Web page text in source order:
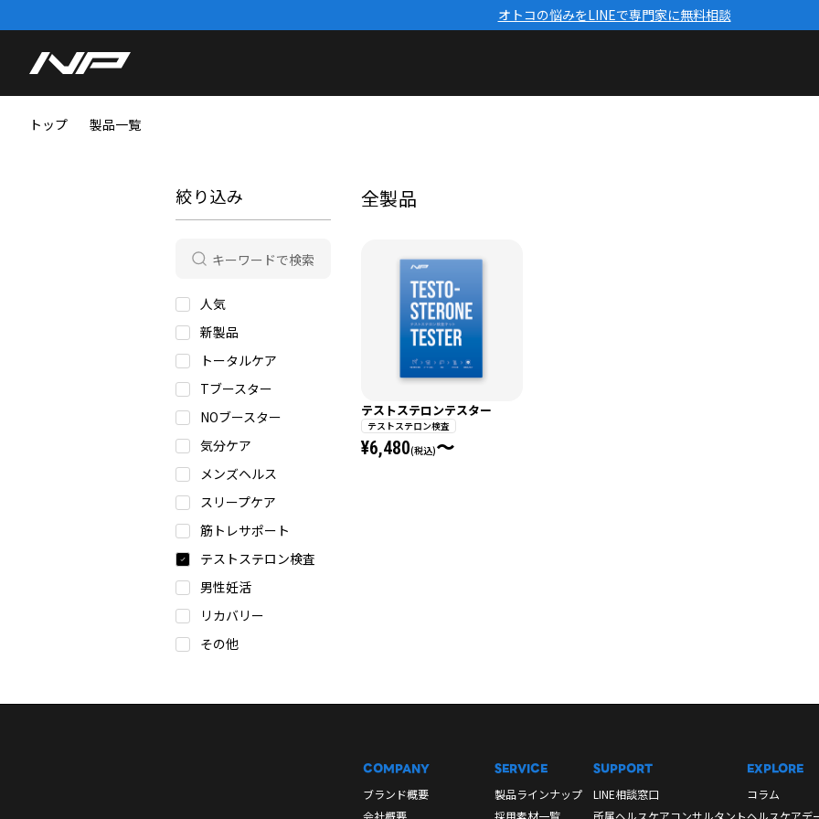
オトコの悩みをLINEで専門家に無料相談
トップ 製品一覧
絞り込み
人気
新製品
トータルケア
Tブースター
NOブースター
気分ケア
メンズヘルス
スリープケア
筋トレサポート
テストステロン検査
男性妊活
リカバリー
その他
全製品
テストステロンテスター
テストステロン検査
¥6,480(税込)〜
COMPANY
ブランド概要
会社概要
SERVICE
製品ラインナップ
採用素材一覧
SUPPORT
LINE相談窓口
所属ヘルスケアコンサルタント
EXPLORE
コラム
ヘルスケアデ